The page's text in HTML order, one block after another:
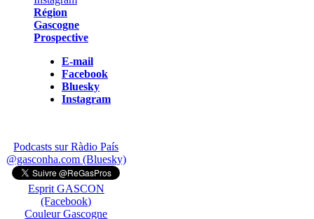
Région
Gascogne
Prospective
E-mail
Facebook
Bluesky
Instagram
Podcasts sur Ràdio País
@gasconha.com (Bluesky)
Esprit GASCON
(Facebook)
Couleur Gascogne